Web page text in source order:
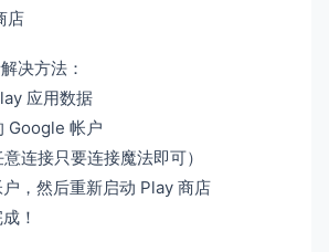
店
决方法：
应用数据
Google 帐户
连接只要连接魔法即可）
，然后重新启动 Play 商店
！